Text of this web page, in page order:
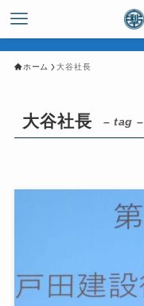
ホーム 大谷社長
大谷社長 – tag –